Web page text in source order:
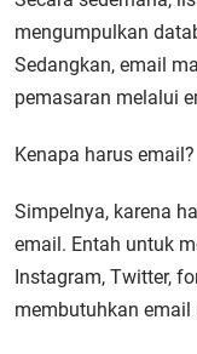
mengumpulkan
Sedangkan, email
pemasaran melalui
Kenapa harus email?
Simpelnya, karena
email. Entah untuk
Instagram, Twitter,
membutuhkan